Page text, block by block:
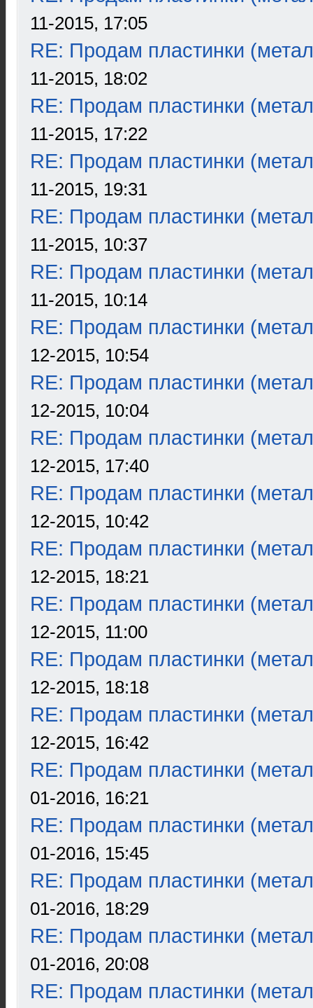
11-2015, 17:05
RE: Продам пластинки
11-2015, 18:02
RE: Продам пластинки
11-2015, 17:22
RE: Продам пластинки
11-2015, 19:31
RE: Продам пластинки
11-2015, 10:37
RE: Продам пластинки
11-2015, 10:14
RE: Продам пластинки
12-2015, 10:54
RE: Продам пластинки
12-2015, 10:04
RE: Продам пластинки
12-2015, 17:40
RE: Продам пластинки
12-2015, 10:42
RE: Продам пластинки
12-2015, 18:21
RE: Продам пластинки
12-2015, 11:00
RE: Продам пластинки
12-2015, 18:18
RE: Продам пластинки
12-2015, 16:42
RE: Продам пластинки
01-2016, 16:21
RE: Продам пластинки
01-2016, 15:45
RE: Продам пластинки
01-2016, 18:29
RE: Продам пластинки
01-2016, 20:08
RE: Продам пластинки